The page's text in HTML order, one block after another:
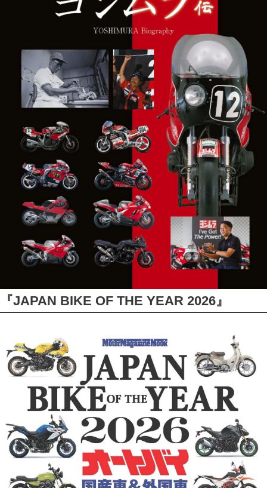
『JAPAN BIKE OF THE YEAR 2026』